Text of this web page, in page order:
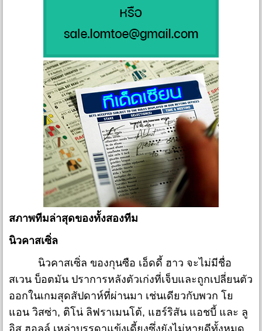
สภาพทีมล่าสุดของทั้งสองทีม
นิวคาสเซิ่ล
นิวคาสเซิ่ล ของกุนซือ เอ็ดดี้ ฮาว จะไม่มีชื่อ
สเวน บ็อตมัน ปราการหลังตัวเก่งที่เจ็บและถูกเปลี่ยนตัว
ออกในเกมสุดสัปดาห์ที่ผ่านมา เช่นเดียวกับพวก โย
แอน วิสซ่า, ติโน่ ลิฟราเมนโต้, แฮร์ริสัน แอชบี้ และ ลู